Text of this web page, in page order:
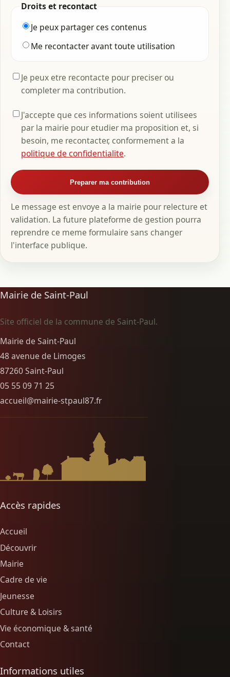
Droits et recontact
Je peux partager ces contenus
Me recontacter avant toute utilisation
Je peux etre recontacte pour preciser ou
completer ma contribution.
J'accepte que ces informations soient utilisees
par la mairie pour etudier ma proposition et, si
besoin, me recontacter, conformement a la
politique de confidentialite.
Preparer ma contribution
Le message est envoye a la mairie pour relecture et
validation. La future plateforme de gestion pourra
reprendre ce meme formulaire sans changer
l'interface publique.
Mairie de Saint-Paul
Site officiel de la commune de Saint-Paul.
Mairie de Saint-Paul
48 avenue de Limoges
87260 Saint-Paul
05 55 09 71 25
accueil@mairie-stpaul87.fr
Accès rapides
Accueil
Découvrir
Mairie
Cadre de vie
Jeunesse
Culture & Loisirs
Vie économique & santé
Contact
Informations utiles